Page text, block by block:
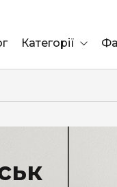
Категорії
Nano